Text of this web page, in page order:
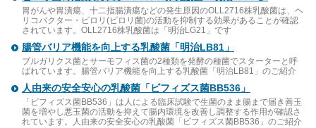
胃がんや胃潰瘍、十二指腸潰瘍などの発生原因のOLL2716株乳酸菌は、ヘ
リコバクター・ピロリ(ピロリ菌)の活動を抑制する効果があることが確認
されています。OLL2716株乳酸菌は「明治LG21」です
腸管バリア機能を向上する乳酸菌「明治LB81」
ブルガリクス菌とサーモフィス菌の2種類を発酵の種菌でスターターと呼
ばれています。腸管バリア機能を向上する乳酸菌「明治LB81」のご紹介
人由来の安全安心の乳酸菌「ビフィズス菌BB536」
「ビフィズス菌BB536」は人による臨床試験で生菌のまま腸まで届き善玉
菌を増やし悪玉菌の活動を抑えて腸内環境を改善し調整する作用が確認さ
れています。人由来の安全安心の乳酸菌「ビフィズス菌BB536」のご紹介